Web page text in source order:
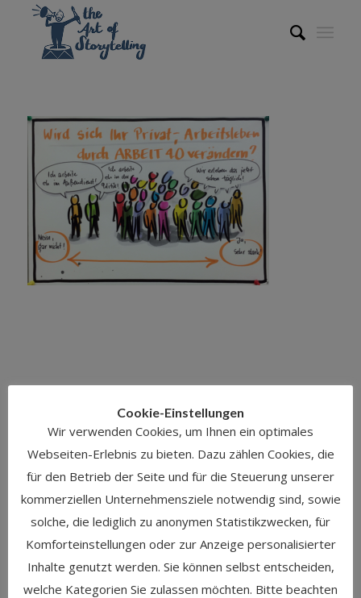
Kontakt
Cookie-Einstellungen
Wir verwenden Cookies, um Ihnen ein optimales
Webseiten-Erlebnis zu bieten. Dazu zählen Cookies, die
für den Betrieb der Seite und für die Steuerung unserer
kommerziellen Unternehmensziele notwendig sind, sowie
solche, die lediglich zu anonymen Statistikzwecken, für
Komforteinstellungen oder zur Anzeige personalisierter
Inhalte genutzt werden. Sie können selbst entscheiden,
welche Kategorien Sie zulassen möchten. Bitte beachten